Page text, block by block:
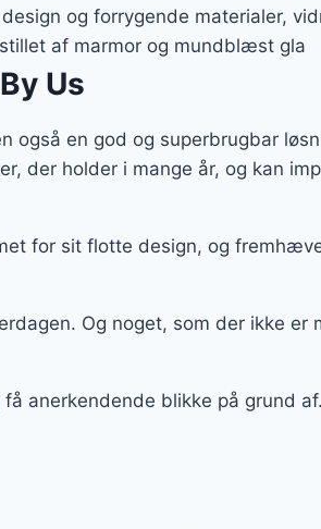
og forrygende materialer,
af marmor og mundblæst gla
Us
en god og superbrugbar
der holder i mange år, og kan
for sit flotte design, og
Og noget, som der ikke er
anerkendende blikke på grund